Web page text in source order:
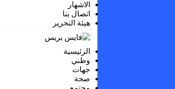
الاشهار
اتصال بنا
هيئة التحرير
الرئيسية
وطني
جهات
صحة